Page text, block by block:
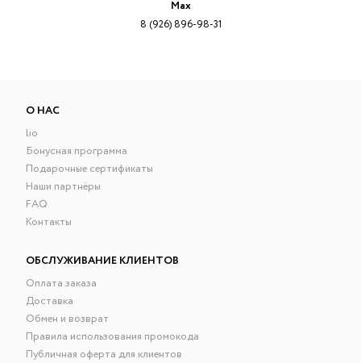
Max
8 (926) 896-98-31
О НАС
lio
Бонусная программа
Подарочные сертификаты
Наши партнёры
FAQ
Контакты
ОБСЛУЖИВАНИЕ КЛИЕНТОВ
Оплата заказа
Доставка
Обмен и возврат
Правила использования промокода
Публичная оферта для клиентов